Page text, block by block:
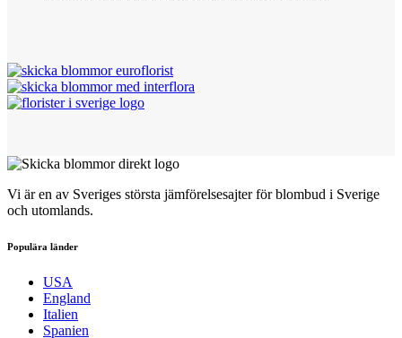
Vi är en av Sveriges största jämförelsesajter för blombud i Sverige
och utomlands.
Populära länder
USA
England
Italien
Spanien